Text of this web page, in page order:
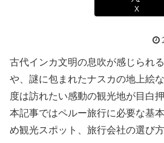
X
古代インカ文明の息吹が感じられ
や、謎に包まれたナスカの地上絵
度は訪れたい感動の観光地が目白押
本記事ではペルー旅行に必要な基
め観光スポット、旅行会社の選び